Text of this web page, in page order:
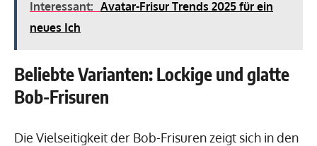
Interessant: Avatar-Frisur Trends 2025 für ein
neues Ich
Beliebte Varianten: Lockige und glatte
Bob-Frisuren
Die Vielseitigkeit der Bob-Frisuren zeigt sich in den